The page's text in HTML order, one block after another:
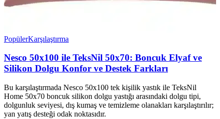
PopülerKarşılaştırma
Nesco 50x100 ile TeksNil 50x70: Boncuk Elyaf ve
Silikon Dolgu Konfor ve Destek Farkları
Bu karşılaştırmada Nesco 50x100 tek kişilik yastık ile TeksNil
Home 50x70 boncuk silikon dolgu yastığı arasındaki dolgu tipi,
dolgunluk seviyesi, dış kumaş ve temizleme olanakları karşılaştırılır;
yan yatış desteği odak noktasıdır.